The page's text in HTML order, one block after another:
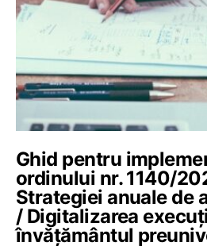
Ghid pentru
ordinului nr. 1140/
Strategiei anuale de
/ Digitalizarea
învățământul